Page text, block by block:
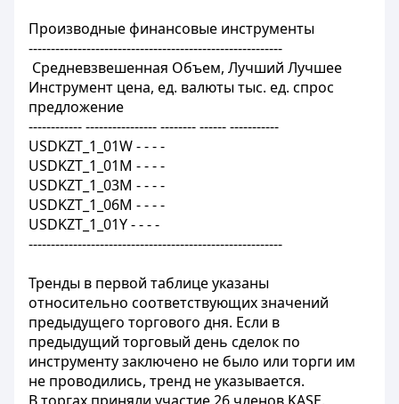
Производные финансовые инструменты
---------------------------------------------------------
Средневзвешенная Объем, Лучший Лучшее
Инструмент цена, ед. валюты тыс. ед. спрос
предложение
------------ ---------------- -------- ------ -----------
USDKZT_1_01W - - - -
USDKZT_1_01М - - - -
USDKZT_1_03М - - - -
USDKZT_1_06М - - - -
USDKZT_1_01Y - - - -
---------------------------------------------------------
Тренды в первой таблице указаны
относительно соответствующих значений
предыдущего торгового дня. Если в
предыдущий торговый день сделок по
инструменту заключено не было или торги им
не проводились, тренд не указывается.